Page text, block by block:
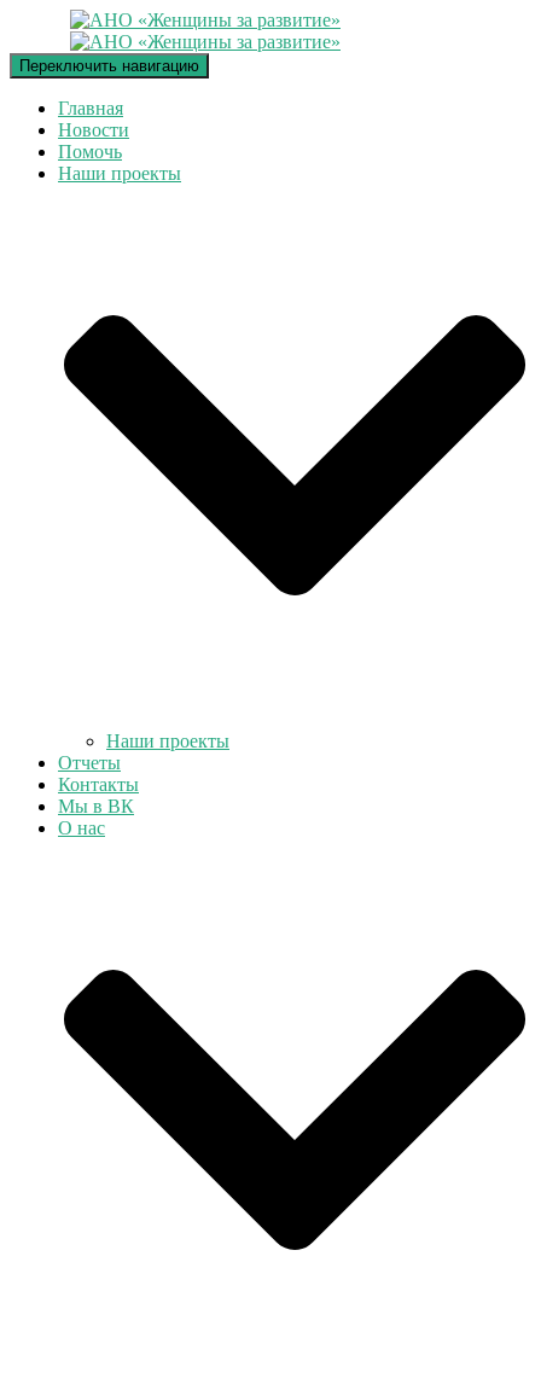
Переключить навигацию
Главная
Новости
Помочь
Наши проекты
Наши проекты
Отчеты
Контакты
Мы в ВК
О нас